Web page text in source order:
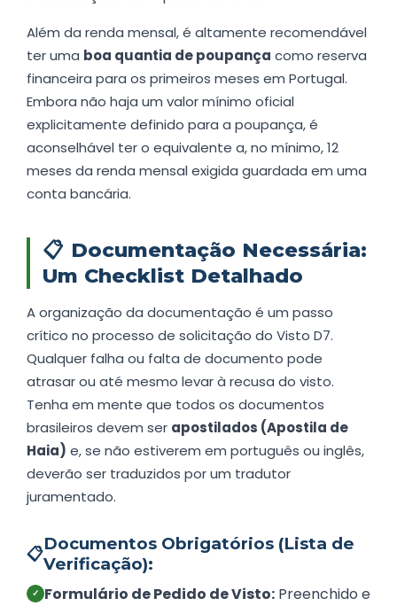
Além da renda mensal, é altamente recomendável
ter uma boa quantia de poupança como reserva
financeira para os primeiros meses em Portugal.
Embora não haja um valor mínimo oficial
explicitamente definido para a poupança, é
aconselhável ter o equivalente a, no mínimo, 12
meses da renda mensal exigida guardada em uma
conta bancária.
📋 Documentação Necessária:
Um Checklist Detalhado
A organização da documentação é um passo
crítico no processo de solicitação do Visto D7.
Qualquer falha ou falta de documento pode
atrasar ou até mesmo levar à recusa do visto.
Tenha em mente que todos os documentos
brasileiros devem ser apostilados (Apostila de
Haia) e, se não estiverem em português ou inglês,
deverão ser traduzidos por um tradutor
juramentado.
📋Documentos Obrigatórios (Lista de
Verificação):
✓ Formulário de Pedido de Visto: Preenchido e